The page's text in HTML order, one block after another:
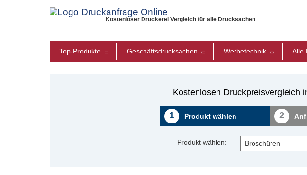
Kostenloser Druckerei Vergleich für alle Drucksachen
Top-Produkte Geschäftsdrucksachen Werbetechnik Alle
Kostenlosen Druckpreisvergleich
1 Produkt wählen 2
Produkt wählen: